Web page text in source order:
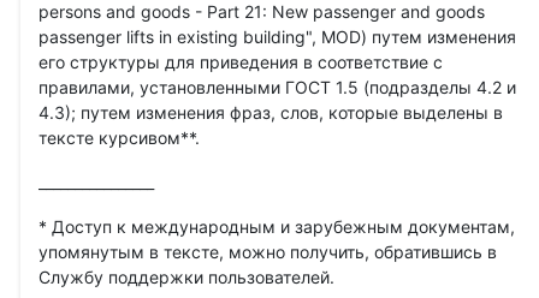
persons and goods - Part 21: New passenger and goods
passenger lifts in existing building", MOD) путем изменения
его структуры для приведения в соответствие с
правилами, установленными ГОСТ 1.5 (подразделы 4.2 и
4.3); путем изменения фраз, слов, которые выделены в
тексте курсивом**.
* Доступ к международным и зарубежным документам,
упомянутым в тексте, можно получить, обратившись в
Службу поддержки пользователей.